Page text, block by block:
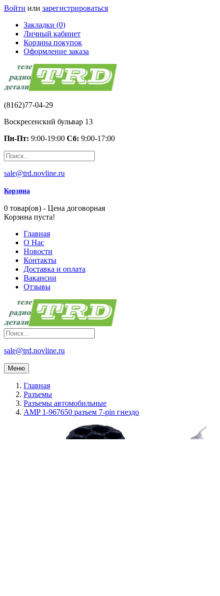
Войти или зарегистрироваться
Закладки (0)
Личный кабинет
Корзина покупок
Оформление заказа
(8162)77-04-29
Воскресенский бульвар 13
Пн-Пт: 9:00-19:00 Сб: 9:00-17:00
sale@trd.novline.ru
Корзина
0 товар(ов) - Цена договорная
Корзина пуста!
Главная
О Нас
Новости
Контакты
Доставка и оплата
Вакансии
Отзывы
sale@trd.novline.ru
Меню
Главная
Разъемы
Разъемы автомобильные
AMP 1-967650 разъем 7-pin гнездо